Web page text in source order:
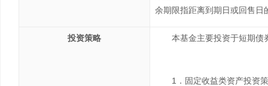
余期限指距离到期日或回售日
投资策略 本基金主要投资于短期债
1．固定收益类资产投资